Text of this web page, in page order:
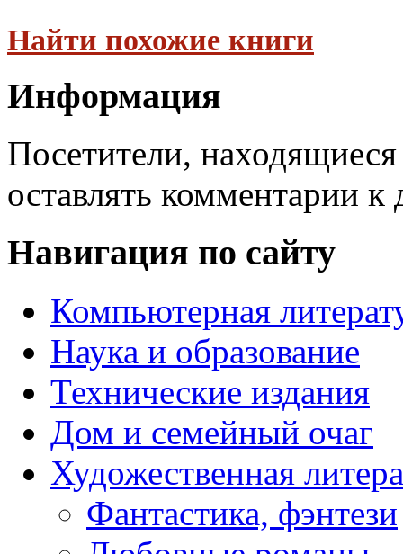
Найти похожие книги
Информация
Посетители,
оставлять комментарии к
Навигация по сайту
Компьютерная
Наука и образование
Технические издания
Дом и семейный очаг
Художественная
Фантастика, фэнтези